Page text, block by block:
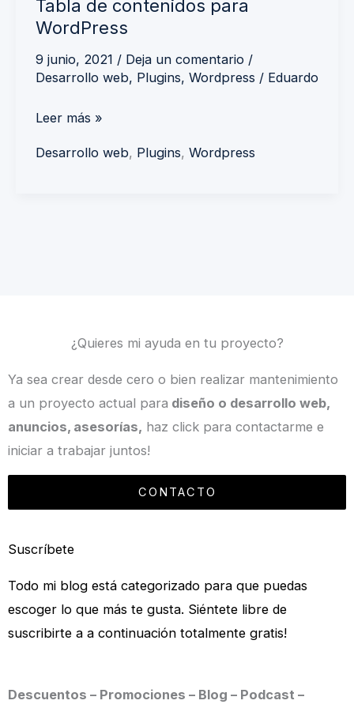
Tabla de contenidos para
WordPress
9 junio, 2021 / Deja un comentario /
Desarrollo web, Plugins, Wordpress / Eduardo
Leer más »
Desarrollo web, Plugins, Wordpress
¿Quieres mi ayuda en tu proyecto?
Ya sea crear desde cero o bien realizar mantenimiento
a un proyecto actual para diseño o desarrollo web,
anuncios, asesorías, haz click para contactarme e
iniciar a trabajar juntos!
CONTACTO
Suscríbete
Todo mi blog está categorizado para que puedas
escoger lo que más te gusta. Siéntete libre de
suscribirte a a continuación totalmente gratis!
Descuentos – Promociones – Blog – Podcast –